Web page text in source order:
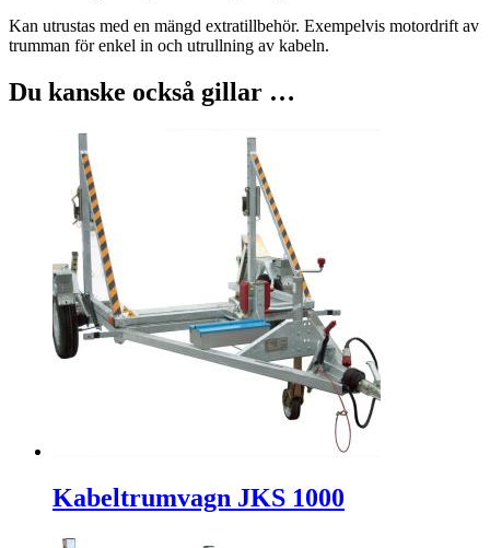
Kan utrustas med en mängd extratillbehör. Exempelvis motordrift av
trumman för enkel in och utrullning av kabeln.
Du kanske också gillar …
Kabeltrumvagn JKS 1000